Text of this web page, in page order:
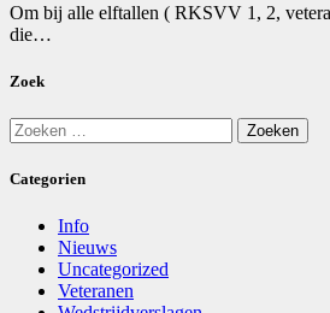
Om bij alle elftallen ( RKSVV 1, 2,
die…
Zoek
Zoeken
naar:
Categorien
Info
Nieuws
Uncategorized
Veteranen